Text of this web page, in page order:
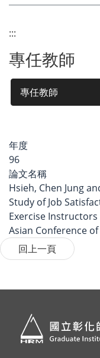
:::
專任教師
專任教師
年度
96
論文名稱
Hsieh, Chen Jung
Study of Job
Exercise Instructors
Asian Conference